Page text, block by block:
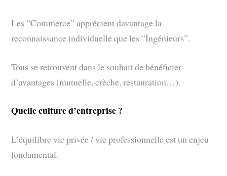
Les “Commerce” apprécient davantage la
reconnaissance individuelle que les “Ingénieurs”.
Tous se retrouvent dans le souhait de bénéficier
d’avantages (mutuelle, crèche, restauration…).
Quelle culture d’entreprise ?
L’équilibre vie privée / vie professionnelle est un enjeu
fondamental.